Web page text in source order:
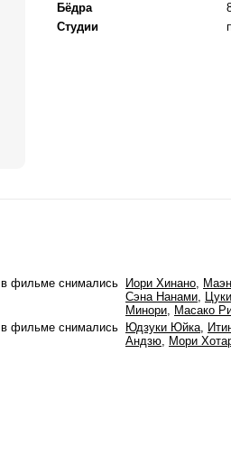
Бёдра
Студии
в фильме снимались Иори Хинано,
Сэна Нанами,
Минори, Масако
в фильме снимались Юдзуки Юйка,
Андзю, Мори